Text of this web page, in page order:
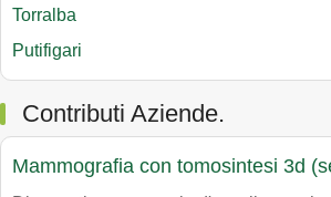
Torralba
Putifigari
Contributi Aziende.
Mammografia con tomosintesi 3d